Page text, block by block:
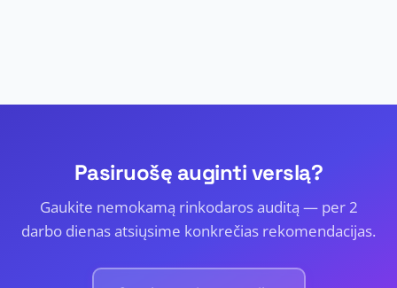
Pasiruošę auginti verslą?
Gaukite nemokamą rinkodaros auditą — per 2
darbo dienas atsiųsime konkrečias rekomendacijas.